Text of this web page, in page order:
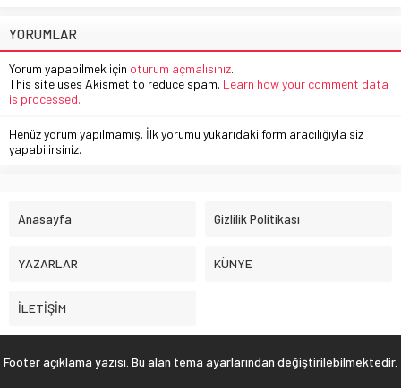
YORUMLAR
Yorum yapabilmek için oturum açmalısınız.
This site uses Akismet to reduce spam. Learn how your comment data
is processed.
Henüz yorum yapılmamış. İlk yorumu yukarıdaki form aracılığıyla siz
yapabilirsiniz.
Anasayfa Gizlilik Politikası
YAZARLAR KÜNYE
İLETİŞİM
Footer açıklama yazısı. Bu alan tema ayarlarından değiştirilebilmektedir.